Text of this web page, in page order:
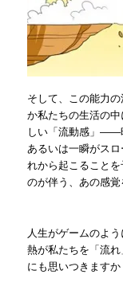
そして、この能力
か私たちの生活の
しい「流動感」――
あるいは一瞬がス
れから起こること
のが伴う、あの感覚
人生がゲームのよ
熱が私たちを「流
にも思いつきますか